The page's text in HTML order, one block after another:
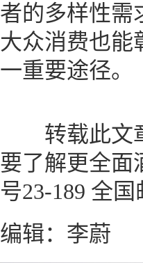
者的多样性需
大众消费也能
一重要途径。
转载此文章
要了解更全面
号23-189 全
编辑：李蔚